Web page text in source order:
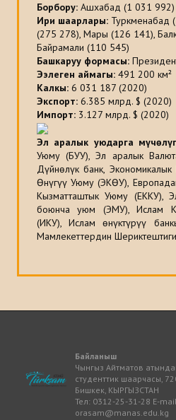
Борбору: Ашхабад (1 031 992)
Ири шаарлары: Туркменабад
(275 278), Мары (126 141),
Байрамали (110 545)
Башкаруу формасы:
Ээлеген аймагы: 491 200 км²
Калкы: 6 031 187 (2020)
Экспорт: 6.385 млрд. $ (2020)
Импорт: 3.127 млрд. $ (2020)
Эл аралык уюдарга
Уюму (БУУ), Эл аралык
Дүйнөлүк банк,
Өнүгүү Уюму (ЭКӨУ),
Кызматташтык Уюму (ЕККУ),
боюнча уюм (ЭМУ), Ислам
(ИКУ), Ислам өнүктүрүү
Мамлекеттердин
Байланыш
Чынгыз Айтматов
студенттик шаарчасы,
Бишкек, КЫРГЫЗСТАН
Тел: 0312-25-31-28 E-
orasam@manas.edu.kg